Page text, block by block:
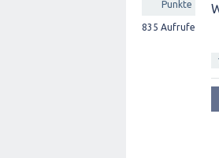
Punkte
835 Aufrufe